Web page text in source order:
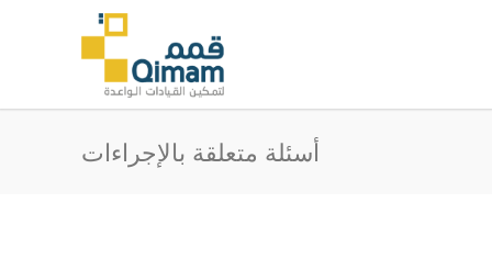
أسئلة متعلقة بالإجراءات